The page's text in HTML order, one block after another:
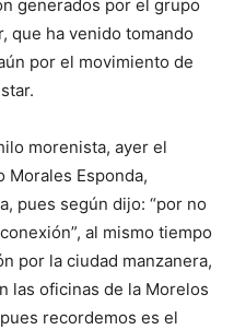
generados por el grupo
que ha venido tomando
por el movimiento de
morenista, ayer el
Morales Esponda,
pues según dijo: “por no
al mismo tiempo
por la ciudad manzanera,
las oficinas de la Morelos
recordemos es el